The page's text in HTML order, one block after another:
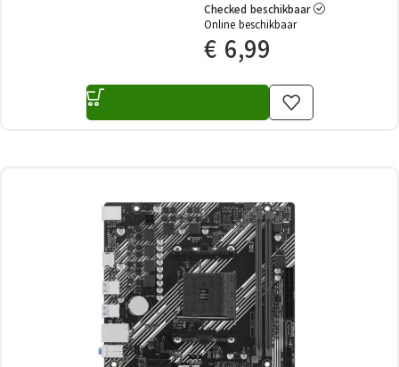
Checked beschikbaar
Online beschikbaar
€ 6,99